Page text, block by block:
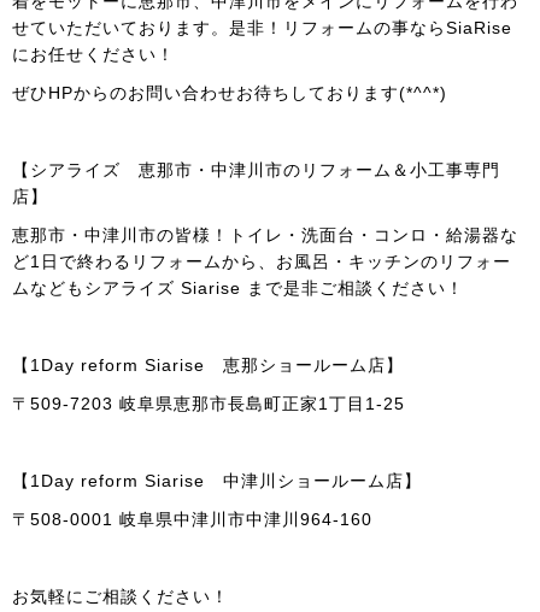
せていただいております。是非！リフォームの事ならSiaRise
にお任せください！
ぜひHPからのお問い合わせお待ちしております(*^^*)
【シアライズ 恵那市・中津川市のリフォーム＆小工事専門
店】
恵那市・中津川市の皆様！トイレ・洗面台・コンロ・給湯器な
ど1日で終わるリフォームから、お風呂・キッチンのリフォー
ムなどもシアライズ Siarise まで是非ご相談ください！
【1Day reform Siarise 恵那ショールーム店】
〒509-7203 岐阜県恵那市長島町正家1丁目1-25
【1Day reform Siarise 中津川ショールーム店】
〒508-0001 岐阜県中津川市中津川964-160
お気軽にご相談ください！